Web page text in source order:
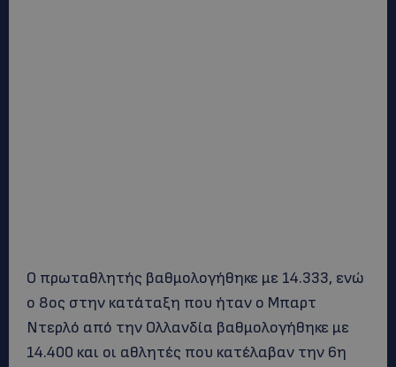
Ο πρωταθλητής βαθμολογήθηκε με 14.333, ενώ
ο 8ος στην κατάταξη που ήταν ο Μπαρτ
Ντερλό από την Ολλανδία βαθμολογήθηκε με
14.400 και οι αθλητές που κατέλαβαν την 6η